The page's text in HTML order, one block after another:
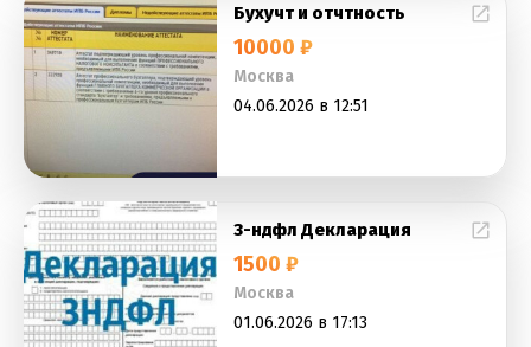
Бухучт и отчтность
10000 ₽
Москва
04.06.2026 в 12:51
3-ндфл Декларация
1500 ₽
Москва
01.06.2026 в 17:13